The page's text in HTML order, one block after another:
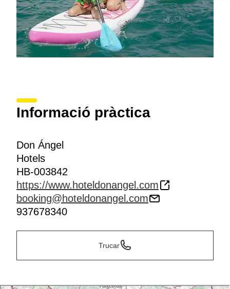
Informació pràctica
Don Ángel
Hotels
HB-003842
https://www.hoteldonangel.com
booking@hoteldonangel.com
937678340
Trucar